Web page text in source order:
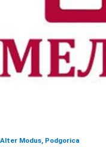
Alter Modus, Podgorica